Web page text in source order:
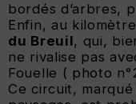
bordés d’arbres,
Enfin, au
du Breuil, qui,
ne rivalise pas
Fouelle ( photo
Ce circuit,